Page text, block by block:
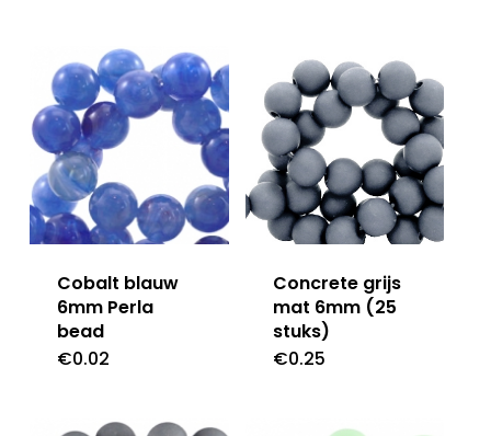
Cobalt blauw
6mm Perla
bead
€0.02
Concrete grijs
mat 6mm (25
stuks)
€0.25